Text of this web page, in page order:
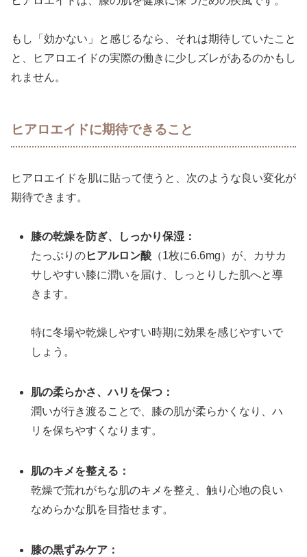
もし「効かない」と感じるなら、それは期待していたこと
と、ヒアロエイドの実際の働きに少しズレがあるのかもし
れません。
ヒアロエイドに期待できること
ヒアロエイドを肌に貼って使うと、次のような良い変化が
期待できます。
膝の乾燥を防ぎ、しっかり保湿：
たっぷりのヒアルロン酸 （1枚に6.6mg）が、カサカ
サしやすい膝に潤いを届け、しっとりした肌へと導
きます。
特に冬場や乾燥しやすい時期に効果を感じやすいで
しょう。
肌の柔らかさ、ハリを保つ：
潤いが行き渡ることで、膝の肌が柔らかくなり、ハ
リを保ちやすくなります。
肌のキメを整える：
乾燥で荒れがちな肌のキメを整え、触り心地の良い
なめらかな肌を目指せます。
膝の黒ずみケア：